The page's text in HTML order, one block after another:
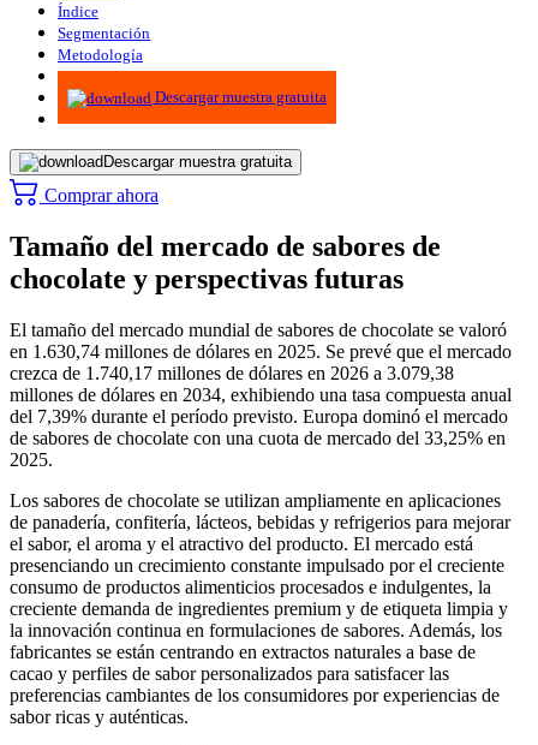
Índice
Segmentación
Metodología
Infografías
Descargar muestra gratuita
Descargar muestra gratuita
Comprar ahora
Tamaño del mercado de sabores de
chocolate y perspectivas futuras
El tamaño del mercado mundial de sabores de chocolate se valoró
en 1.630,74 millones de dólares en 2025. Se prevé que el mercado
crezca de 1.740,17 millones de dólares en 2026 a 3.079,38
millones de dólares en 2034, exhibiendo una tasa compuesta anual
del 7,39% durante el período previsto. Europa dominó el mercado
de sabores de chocolate con una cuota de mercado del 33,25% en
2025.
Los sabores de chocolate se utilizan ampliamente en aplicaciones
de panadería, confitería, lácteos, bebidas y refrigerios para mejorar
el sabor, el aroma y el atractivo del producto. El mercado está
presenciando un crecimiento constante impulsado por el creciente
consumo de productos alimenticios procesados ​​e indulgentes, la
creciente demanda de ingredientes premium y de etiqueta limpia y
la innovación continua en formulaciones de sabores. Además, los
fabricantes se están centrando en extractos naturales a base de
cacao y perfiles de sabor personalizados para satisfacer las
preferencias cambiantes de los consumidores por experiencias de
sabor ricas y auténticas.